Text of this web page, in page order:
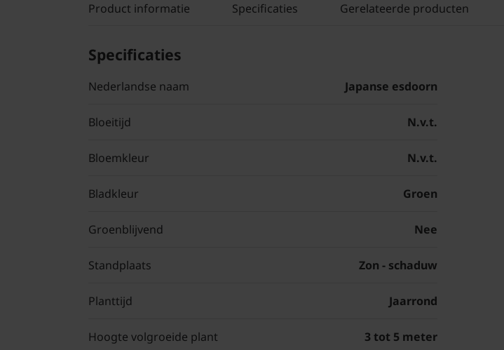
Product informatie Specificaties Gerelateerde producten
Specificaties
Nederlandse naam Japanse esdoorn
Bloeitijd N.v.t.
Bloemkleur N.v.t.
Bladkleur Groen
Groenblijvend Nee
Standplaats Zon - schaduw
Planttijd Jaarrond
Hoogte volgroeide plant 3 tot 5 meter